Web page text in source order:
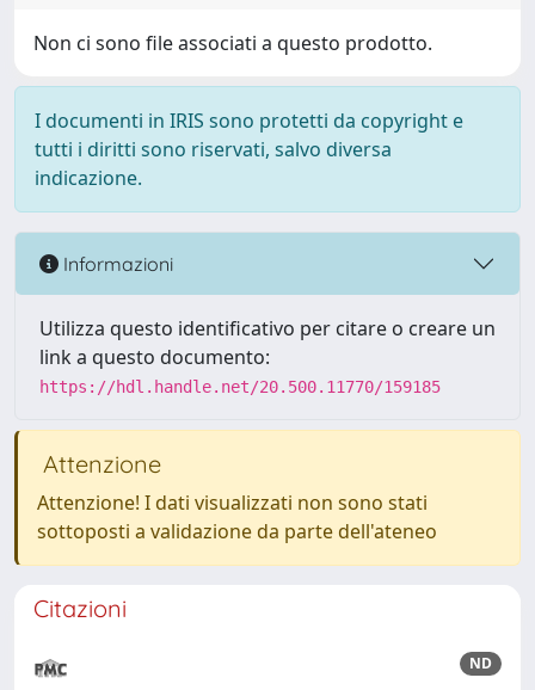
Non ci sono file associati a questo prodotto.
I documenti in IRIS sono protetti da copyright e
tutti i diritti sono riservati, salvo diversa
indicazione.
Informazioni
Utilizza questo identificativo per citare o creare un
link a questo documento:
https://hdl.handle.net/20.500.11770/159185
Attenzione
Attenzione! I dati visualizzati non sono stati
sottoposti a validazione da parte dell'ateneo
Citazioni
ND